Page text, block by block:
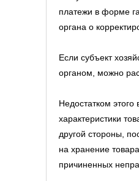
платежи в форме
органа о
Если субъект
органом, можно
Недостатком
характеристики
другой стороны,
на хранение
причиненных